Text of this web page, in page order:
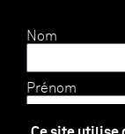
Nom
Prénom